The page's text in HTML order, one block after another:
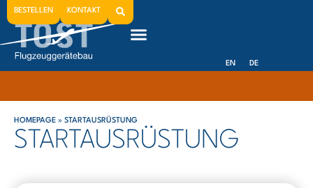
BESTELLEN KONTAKT
EN DE
HOMEPAGE » STARTAUSRÜSTUNG
STARTAUSRÜSTUNG